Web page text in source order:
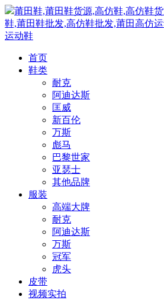
莆田鞋,莆田鞋货源,高仿鞋,高仿鞋
鞋,莆田鞋批发,高仿鞋批发,莆田高仿
运动鞋
首页
鞋类
耐克
阿迪达斯
匡威
新百伦
万斯
彪马
巴黎世家
亚瑟士
其他品牌
服装
高端大牌
耐克
阿迪达斯
万斯
冠军
虎头
皮带
视频实拍